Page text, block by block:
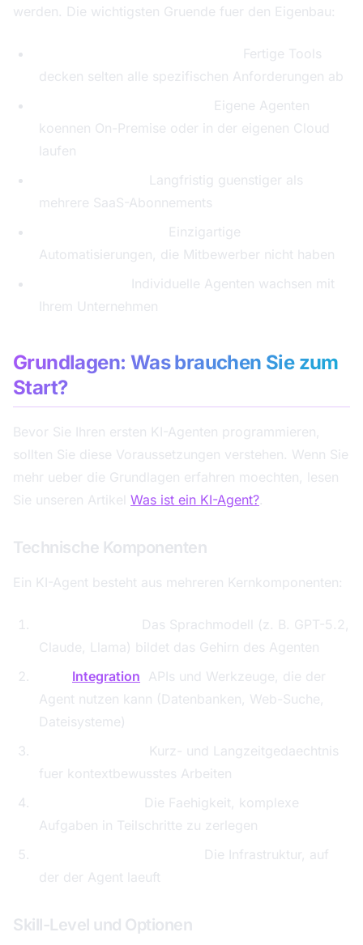
werden. Die wichtigsten Gruende fuer den Eigenbau:
Fertige Tools
decken selten alle spezifischen Anforderungen ab
Eigene Agenten
koennen On-Premise oder in der eigenen Cloud
laufen
Langfristig guenstiger als
mehrere SaaS-Abonnements
Einzigartige
Automatisierungen, die Mitbewerber nicht haben
Individuelle Agenten wachsen mit
Ihrem Unternehmen
Grundlagen: Was brauchen Sie zum
Start?
Bevor Sie Ihren ersten KI-Agenten programmieren,
sollten Sie diese Voraussetzungen verstehen. Wenn Sie
mehr ueber die Grundlagen erfahren moechten, lesen
Sie unseren Artikel Was ist ein KI-Agent?.
Technische Komponenten
Ein KI-Agent besteht aus mehreren Kernkomponenten:
Das Sprachmodell (z. B. GPT-5.2,
Claude, Llama) bildet das Gehirn des Agenten
Integration APIs und Werkzeuge, die der
Agent nutzen kann (Datenbanken, Web-Suche,
Dateisysteme)
Kurz- und Langzeitgedaechtnis
fuer kontextbewusstes Arbeiten
Die Faehigkeit, komplexe
Aufgaben in Teilschritte zu zerlegen
Die Infrastruktur, auf
der der Agent laeuft
Skill-Level und Optionen